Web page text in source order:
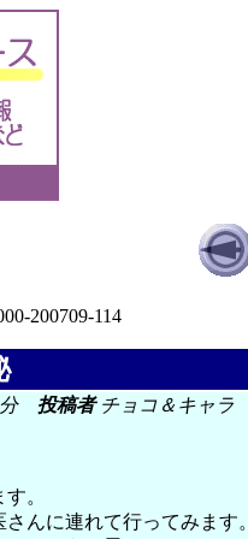
200709-114
分 投稿者チョコ＆キャラ
。
んに連れて行ってみます